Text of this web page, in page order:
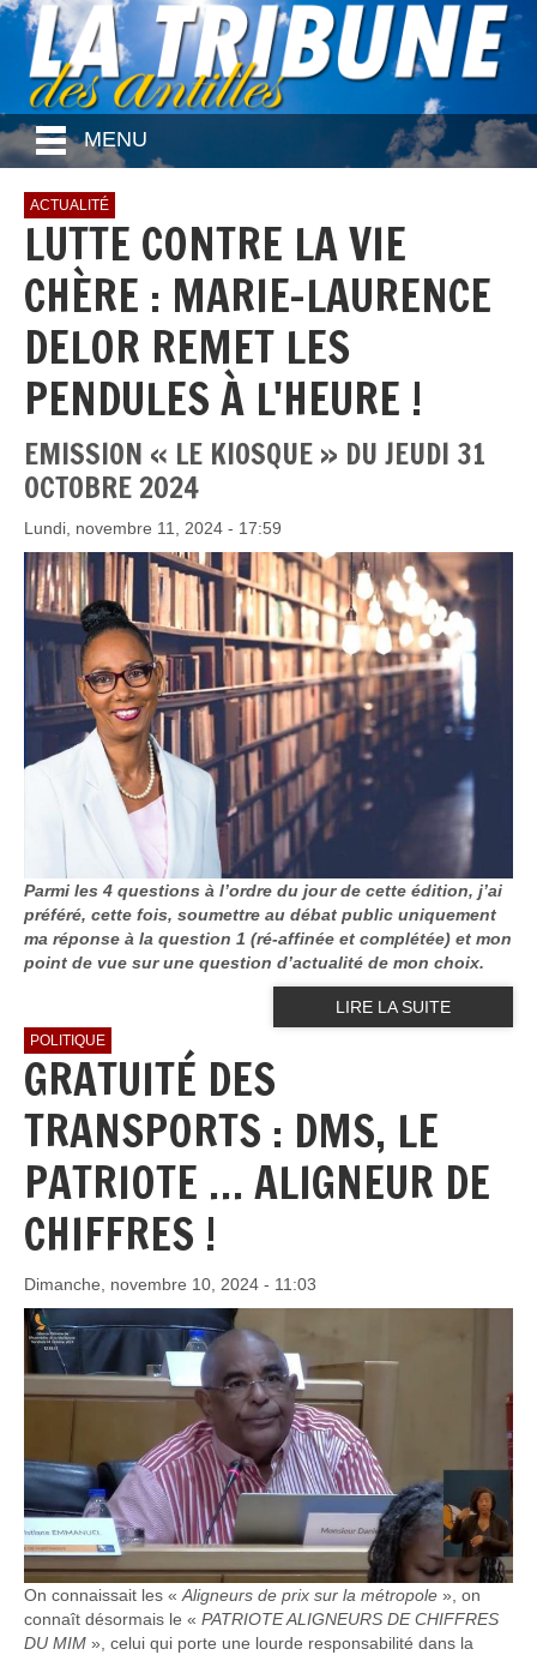
MENU
ACTUALITÉ
LUTTE CONTRE LA VIE
CHÈRE : MARIE-LAURENCE
DELOR REMET LES
PENDULES À L'HEURE !
EMISSION « LE KIOSQUE » DU JEUDI 31
OCTOBRE 2024
Lundi, novembre 11, 2024 - 17:59
Parmi les 4 questions à l’ordre du jour de cette édition, j’ai
préféré, cette fois, soumettre au débat public uniquement
ma réponse à la question 1 (ré-affinée et complétée) et mon
point de vue sur une question d’actualité de mon choix.
LIRE LA SUITE
POLITIQUE
GRATUITÉ DES
TRANSPORTS : DMS, LE
PATRIOTE … ALIGNEUR DE
CHIFFRES !
Dimanche, novembre 10, 2024 - 11:03
On connaissait les «Aligneurs de prix sur la métropole », on
connaît désormais le « PATRIOTE ALIGNEURS DE CHIFFRES
DU MIM », celui qui porte une lourde responsabilité dans la